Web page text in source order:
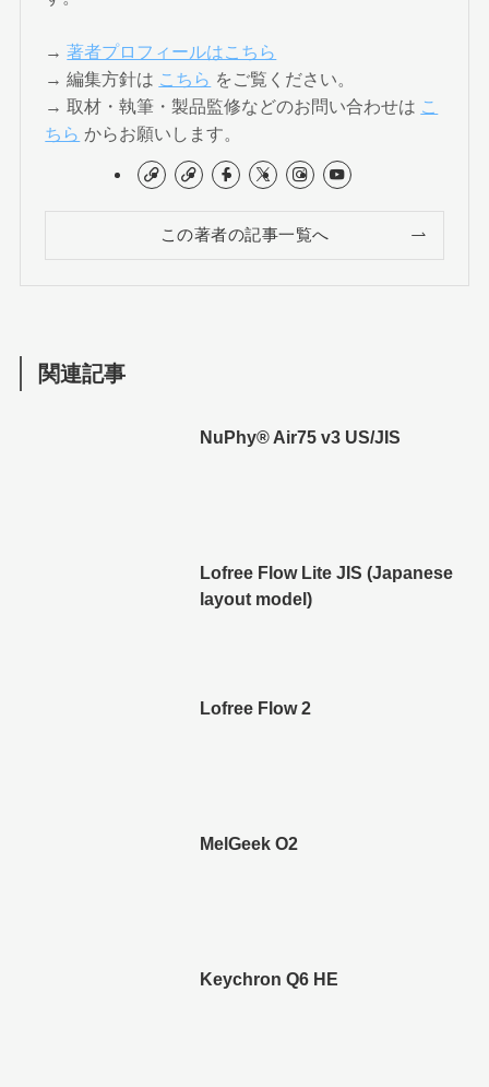
→著者プロフィールはこちら
→ 編集方針は こちら をご覧ください。
→ 取材・執筆・製品監修などのお問い合わせは こ
ちら からお願いします。
この著者の記事一覧へ
関連記事
NuPhy®︎ Air75 v3 US/JIS
Lofree Flow Lite JIS (Japanese
layout model)
Lofree Flow 2
MelGeek O2
Keychron Q6 HE